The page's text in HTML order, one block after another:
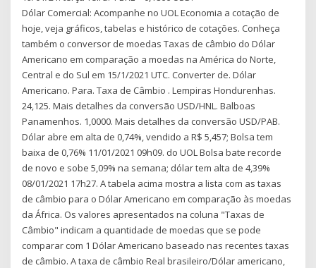
Dólar Comercial: Acompanhe no UOL Economia a cotação de
hoje, veja gráficos, tabelas e histórico de cotações. Conheça
também o conversor de moedas Taxas de câmbio do Dólar
Americano em comparação a moedas na América do Norte,
Central e do Sul em 15/1/2021 UTC. Converter de. Dólar
Americano. Para. Taxa de Câmbio . Lempiras Hondurenhas.
24,125. Mais detalhes da conversão USD/HNL. Balboas
Panamenhos. 1,0000. Mais detalhes da conversão USD/PAB.
Dólar abre em alta de 0,74%, vendido a R$ 5,457; Bolsa tem
baixa de 0,76% 11/01/2021 09h09. do UOL Bolsa bate recorde
de novo e sobe 5,09% na semana; dólar tem alta de 4,39%
08/01/2021 17h27. A tabela acima mostra a lista com as taxas
de câmbio para o Dólar Americano em comparação às moedas
da África. Os valores apresentados na coluna "Taxas de
Câmbio" indicam a quantidade de moedas que se pode
comparar com 1 Dólar Americano baseado nas recentes taxas
de câmbio. A taxa de câmbio Real brasileiro/Dólar americano,